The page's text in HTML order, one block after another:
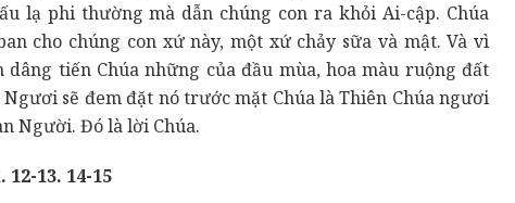
lạ phi thường mà dẫn chúng con ra khỏi Ai-cập. Chúa
cho chúng con xứ này, một xứ chảy sữa và mật. Và vì
dâng tiến Chúa những của đầu mùa, hoa màu ruộng đất
Ngươi sẽ đem đặt nó trước mặt Chúa là Thiên Chúa ngươi
Người. Đó là lời Chúa.
12-13. 14-15